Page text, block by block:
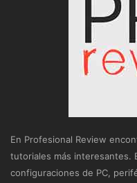
En Profesional Review
tutoriales más interesantes.
configuraciones de PC,